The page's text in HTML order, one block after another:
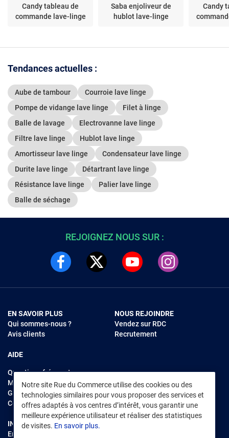
Candy tableau de
commande lave-linge
Saba enjoliveur de
hublot lave-linge
Candy
Tendances actuelles :
Aube de tambour
Courroie lave linge
Pompe de vidange lave linge
Filet à linge
Balle de lavage
Electrovanne lave linge
Filtre lave linge
Hublot lave linge
Amortisseur lave linge
Condensateur lave linge
Durite lave linge
Détartrant lave linge
Résistance lave linge
Palier lave linge
Balle de séchage
Notre site Rue du Commerce utilise des cookies ou des
technologies similaires pour vous proposer des services et
offres adaptés à vos centres d’intérêt, vous garantir une
meilleure expérience utilisateur et réaliser des statistiques
de visites. En savoir plus.
REJOIGNEZ NOUS SUR :
EN SAVOIR PLUS
Qui sommes-nous ?
Avis clients
AIDE
Questions fréquentes
Modes de règlements
Garantie et retours
Contacter Rue du Commerce
NOUS REJOINDRE
Vendez sur RDC
Recrutement
INFORMATIONS LÉGALES
Environnement